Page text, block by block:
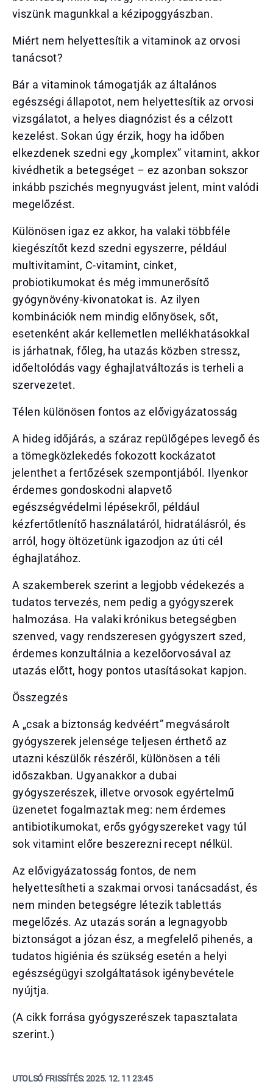
viszünk magunkkal a kézipoggyászban.
Miért nem helyettesítik a vitaminok az orvosi
tanácsot?
Bár a vitaminok támogatják az általános
egészségi állapotot, nem helyettesítik az orvosi
vizsgálatot, a helyes diagnózist és a célzott
kezelést. Sokan úgy érzik, hogy ha időben
elkezdenek szedni egy „komplex” vitamint, akkor
kivédhetik a betegséget – ez azonban sokszor
inkább pszichés megnyugvást jelent, mint valódi
megelőzést.
Különösen igaz ez akkor, ha valaki többféle
kiegészítőt kezd szedni egyszerre, például
multivitamint, C-vitamint, cinket,
probiotikumokat és még immunerősítő
gyógynövény-kivonatokat is. Az ilyen
kombinációk nem mindig előnyösek, sőt,
esetenként akár kellemetlen mellékhatásokkal
is járhatnak, főleg, ha utazás közben stressz,
időeltolódás vagy éghajlatváltozás is terheli a
szervezetet.
Télen különösen fontos az elővigyázatosság
A hideg időjárás, a száraz repülőgépes levegő és
a tömegközlekedés fokozott kockázatot
jelenthet a fertőzések szempontjából. Ilyenkor
érdemes gondoskodni alapvető
egészségvédelmi lépésekről, például
kézfertőtlenítő használatáról, hidratálásról, és
arról, hogy öltözetünk igazodjon az úti cél
éghajlatához.
A szakemberek szerint a legjobb védekezés a
tudatos tervezés, nem pedig a gyógyszerek
halmozása. Ha valaki krónikus betegségben
szenved, vagy rendszeresen gyógyszert szed,
érdemes konzultálnia a kezelőorvosával az
utazás előtt, hogy pontos utasításokat kapjon.
Összegzés
A „csak a biztonság kedvéért” megvásárolt
gyógyszerek jelensége teljesen érthető az
utazni készülők részéről, különösen a téli
időszakban. Ugyanakkor a dubai
gyógyszerészek, illetve orvosok egyértelmű
üzenetet fogalmaztak meg: nem érdemes
antibiotikumokat, erős gyógyszereket vagy túl
sok vitamint előre beszerezni recept nélkül.
Az elővigyázatosság fontos, de nem
helyettesítheti a szakmai orvosi tanácsadást, és
nem minden betegségre létezik tablettás
megelőzés. Az utazás során a legnagyobb
biztonságot a józan ész, a megfelelő pihenés, a
tudatos higiénia és szükség esetén a helyi
egészségügyi szolgáltatások igénybevétele
nyújtja.
(A cikk forrása gyógyszerészek tapasztalata
szerint.)
UTOLSÓ FRISSÍTÉS:2025. 12. 11 23:45